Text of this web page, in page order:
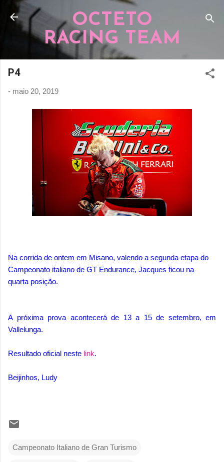
Pular para o conteúdo principal
OCTETO
RACING TEAM
P4
- maio 20, 2019
Na corrida de ontem em Misano, valendo a segunda etapa do
Campeonato italiano de GT Endurance, Jacques ficou na
quarta posição.
A próxima prova acontecerá de 13 a 15 de setembro, em
Vallelunga.
Resultado oficial neste link.
Beijinhos, Ludy
Campeonato Italiano de Gran Turismo